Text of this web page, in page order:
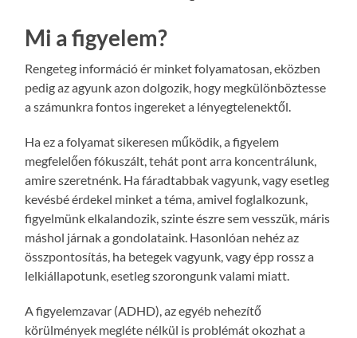
Mi a figyelem?
Rengeteg információ ér minket folyamatosan, eközben
pedig az agyunk azon dolgozik, hogy megkülönböztesse
a számunkra fontos ingereket a lényegtelenektől.
Ha ez a folyamat sikeresen működik, a figyelem
megfelelően fókuszált, tehát pont arra koncentrálunk,
amire szeretnénk. Ha fáradtabbak vagyunk, vagy esetleg
kevésbé érdekel minket a téma, amivel foglalkozunk,
figyelmünk elkalandozik, szinte észre sem vesszük, máris
máshol járnak a gondolataink. Hasonlóan nehéz az
összpontosítás, ha betegek vagyunk, vagy épp rossz a
lelkiállapotunk, esetleg szorongunk valami miatt.
A figyelemzavar (ADHD), az egyéb nehezítő
körülmények megléte nélkül is problémát okozhat a